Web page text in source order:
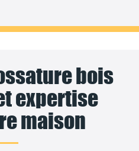
bois
expertise
maison